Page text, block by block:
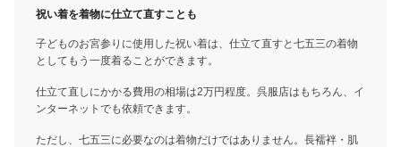
祝い着を着物に仕立て直すことも
子どものお宮参りに使用した祝い着は、仕立て直すと七五三の着物
としてもう一度着ることができます。
仕立て直しにかかる費用の相場は2万円程度。呉服店はもちろん、イ
ンターネットでも依頼できます。
ただし、七五三に必要なのは着物だけではありません。長襦袢・肌